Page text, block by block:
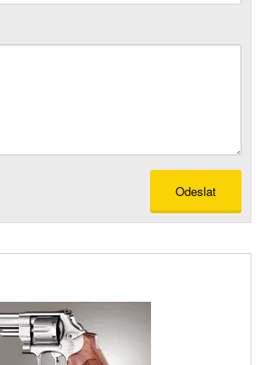
Odeslat